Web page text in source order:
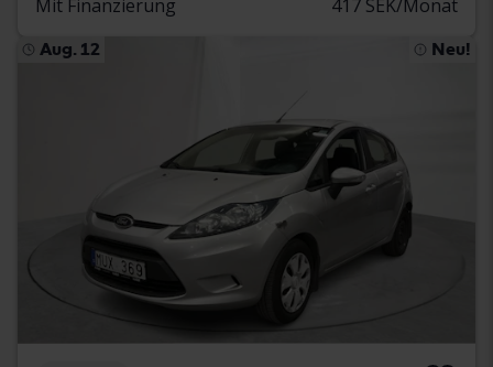
Mit Finanzierung 417 SEK/Monat
Aug. 12 Neu!